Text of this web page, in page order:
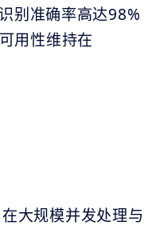
别准确率高达98%
用性维持在
大规模并发处理与